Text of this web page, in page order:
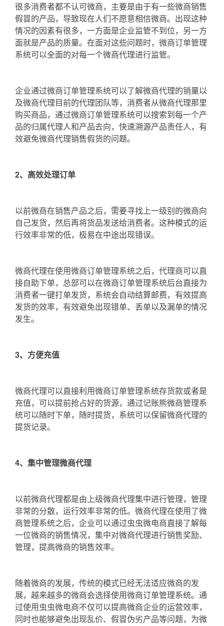
很多消费者都不认可微商，主要是由于有一些微商销售
假冒的产品，导致现在人们不愿意相信微商。出现这种
情况的因素有很多，一方面是企业监管不到位，另一方
面就是产品的质量。在面对这些问题时，微商订单管理
系统可以全面的对每一个微商代理进行监管。
企业通过微商订单管理系统可以了解微商代理的销量以
及微商代理目前的代理团队等，消费者从微商代理那里
购买商品，通过微商订单管理系统可以搜索到每一个产
品的归属代理人和产品去向，快速溯源产品责任人，有
效避免微商代理销售假货的问题。
2、高效处理订单
以前微商在销售产品之后，需要寻找上一级别的微商向
自己发货，然后再将货品发送给消费者。这种模式的运
行效率非常的低，极易在中途出现错误。
微商代理在使用微商订单管理系统之后，代理商可以直
接自助下单，总部可以在微商订单管理系统后台直接为
消费者一键打单发货，系统会自动结算邮费，有效提高
发货的效率，有效避免出现错单、丢单以及漏单的情况
发生。
3、方便充值
微商代理可以直接利用微商订单管理系统存货款或者是
充值，可以提前抢占好的货源，通过记账熊微商管理系
统可以随时下单，随时提货，系统可以保留微商代理的
提货记录。
4、集中管理微商代理
以前微商代理都是由上级微商代理集中进行管理，管理
非常的分散，运行效率非常的低。微商代理在使用了微
商管理系统之后，企业可以通过虫虫微电商直接了解每
一位微商的销售情况，集中对微商代理进行销售奖励、
管理，提高微商的销售效率。
随着微商的发展，传统的模式已经无法适应微商的发
展，越来越多的微商会选择使用微商订单管理系统。通
过使用虫虫微电商不仅可以提高微商企业的运营效率，
同时也能够避免出现乱价、假冒伪劣产品等问题，为微